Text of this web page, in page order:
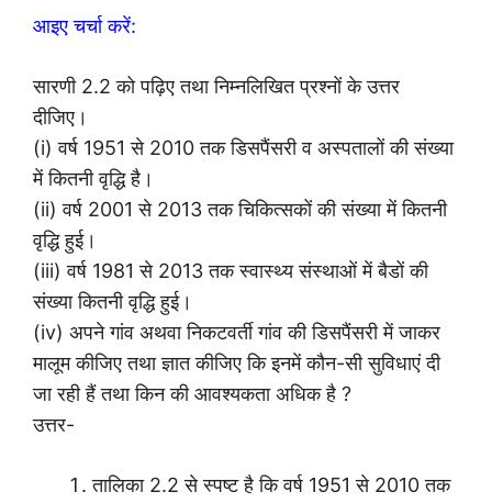
आइए चर्चा करें:
सारणी 2.2 को पढ़िए तथा निम्नलिखित प्रश्नों के उत्तर
दीजिए।
(i) वर्ष 1951 से 2010 तक डिसपैंसरी व अस्पतालों की संख्या
में कितनी वृद्धि है।
(ii) वर्ष 2001 से 2013 तक चिकित्सकों की संख्या में कितनी
वृद्धि हुई।
(iii) वर्ष 1981 से 2013 तक स्वास्थ्य संस्थाओं में बैडों की
संख्या कितनी वृद्धि हुई।
(iv) अपने गांव अथवा निकटवर्ती गांव की डिसपैंसरी में जाकर
मालूम कीजिए तथा ज्ञात कीजिए कि इनमें कौन-सी सुविधाएं दी
जा रही हैं तथा किन की आवश्यकता अधिक है ?
उत्तर-
तालिका 2.2 से स्पष्ट है कि वर्ष 1951 से 2010 तक